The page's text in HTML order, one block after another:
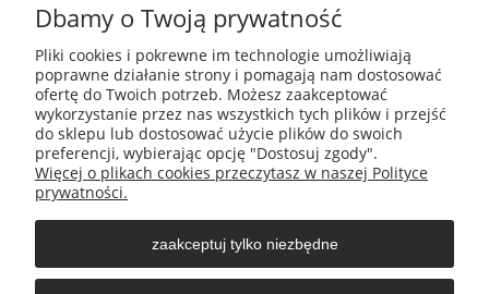
NIP 9671272351
REGON 385490218
Płatności i dostawa
Dbamy o Twoją prywatność
Pliki cookies i pokrewne im technologie umożliwiają
poprawne działanie strony i pomagają nam dostosować
ofertę do Twoich potrzeb. Możesz zaakceptować
wykorzystanie przez nas wszystkich tych plików i przejść
do sklepu lub dostosować użycie plików do swoich
preferencji, wybierając opcję "Dostosuj zgody".
Więcej o plikach cookies przeczytasz w naszej Polityce
prywatności.
zaakceptuj tylko niezbędne